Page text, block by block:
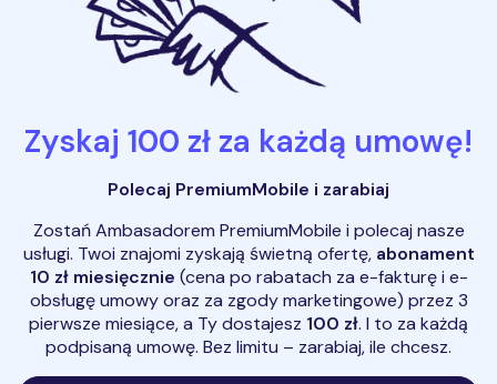
Zyskaj 100 zł za każdą umowę!
Polecaj PremiumMobile i zarabiaj
Zostań Ambasadorem PremiumMobile i polecaj nasze
usługi.​ Twoi znajomi zyskają świetną ofertę, abonament
10 zł miesięcznie (cena po rabatach za e-fakturę i e-
obsługę umowy oraz za zgody marketingowe) przez 3
pierwsze miesiące, a Ty dostajesz 100 zł. I to za każdą
podpisaną umowę. Bez limitu – zarabiaj, ile chcesz.